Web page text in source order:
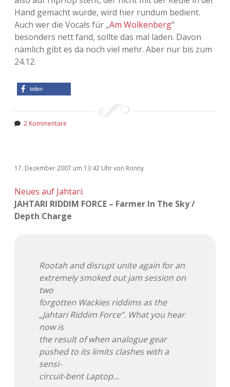
Visuelles
Wandnotizen
Adventskalender 2013
Adventskalender 2014
Adventskalender 2017
Adventskalender 2019
Adventskalender 2020
Adventskalender 2023
Hand gemacht wurde, wird hier rundum bedient.
Auch wer die Vocals für „Am Wolkenberg“
besonders nett fand, sollte das mal laden. Davon
nämlich gibt es da noch viel mehr. Aber nur bis zum
24.12.
teilen
2 Kommentare
17. Dezember 2007 um 13:42 Uhrvon Ronny
Neues auf Jahtari:
JAHTARI RIDDIM FORCE – Farmer In The Sky /
Depth Charge
Rootah and disrupt unite again for an
extremely smoked out jam session on
two
forgotten Wackies riddims as the
„Jahtari Riddim Force“. What you hear
now is
the result of when analogue gear
pushed to its limits clashes with a
sensi-
circuit-bent Laptop…